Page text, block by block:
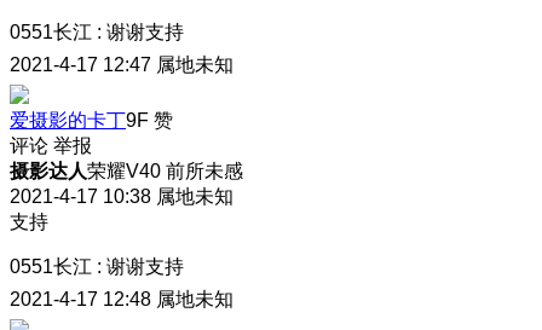
0551长江 : 谢谢支持
2021-4-17 12:47 属地未知
爱摄影的卡丁9F 赞
评论 举报
摄影达人荣耀V40 前所未感
2021-4-17 10:38 属地未知
支持
0551长江 : 谢谢支持
2021-4-17 12:48 属地未知